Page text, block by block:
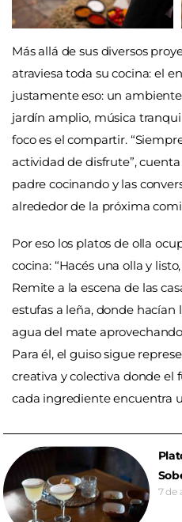
Más allá de sus diversos
atraviesa toda su cocina: el
justamente eso: un
jardín amplio, música
foco es el compartir.
actividad de disfrute”,
padre cocinando y las
alrededor de la próxima
Por eso los platos de olla
cocina: “Hacés una olla y
Remite a la escena de las
estufas a leña, donde
agua del mate
Para él, el guiso sigue
creativa y colectiva donde el
cada ingrediente encuentra
7 de